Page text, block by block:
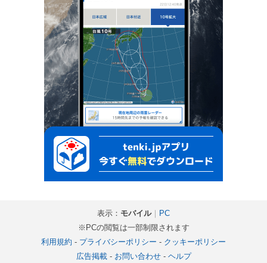
表示： モバイル｜ PC
※PCの閲覧は一部制限されます
利用規約 - プライバシーポリシー - クッキーポリシー
広告掲載- お問い合わせ- ヘルプ